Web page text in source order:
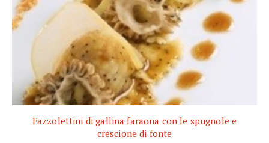
Fazzolettini di gallina faraona con le spugnole e
crescione di fonte